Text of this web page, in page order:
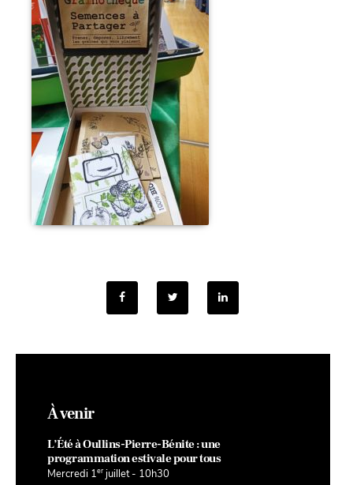
À venir
L’Été à Oullins-Pierre-Bénite : une
programmation estivale pour tous
Mercredi 1er juillet - 10h30